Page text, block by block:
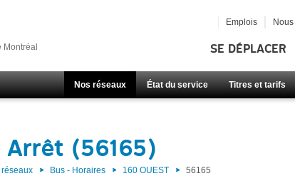
Montréal SE DÉPLACER
Nos réseaux État du service Titres et tarifs
Emplois
Arrêt (56165)
réseaux Bus - Horaires 160 OUEST 56165